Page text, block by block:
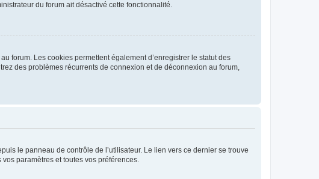
du forum ait désactivé cette fonctionnalité.
forum. Les cookies permettent également d’enregistrer le statut des
des problèmes récurrents de connexion et de déconnexion au forum,
le panneau de contrôle de l’utilisateur. Le lien vers ce dernier se trouve
paramètres et toutes vos préférences.